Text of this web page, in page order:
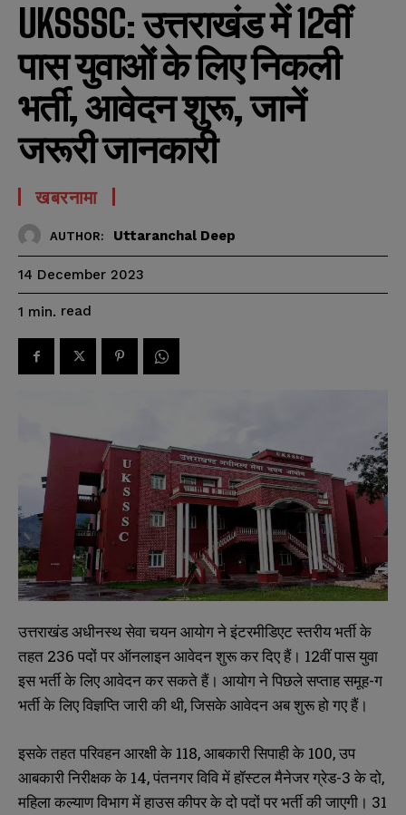
UKSSSC: उत्तराखंड में 12वीं
पास युवाओं के लिए निकली
भर्ती, आवेदन शुरू, जानें
जरूरी जानकारी
खबरनामा
AUTHOR: Uttaranchal Deep
14 December 2023
1 min. read
उत्तराखंड अधीनस्थ सेवा चयन आयोग ने इंटरमीडिएट स्तरीय भर्ती के
तहत 236 पदों पर ऑनलाइन आवेदन शुरू कर दिए हैं। 12वीं पास युवा
इस भर्ती के लिए आवेदन कर सकते हैं। आयोग ने पिछले सप्ताह समूह-ग
भर्ती के लिए विज्ञप्ति जारी की थी, जिसके आवेदन अब शुरू हो गए हैं।
इसके तहत परिवहन आरक्षी के 118, आबकारी सिपाही के 100, उप
आबकारी निरीक्षक के 14, पंतनगर विवि में हॉस्टल मैनेजर ग्रेड-3 के दो,
महिला कल्याण विभाग में हाउस कीपर के दो पदों पर भर्ती की जाएगी। 31